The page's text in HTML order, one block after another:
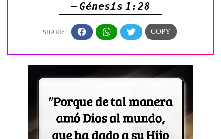
— Génesis 1:28